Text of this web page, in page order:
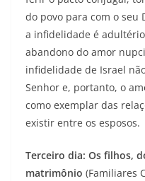
do povo para com o seu
a infidelidade é
abandono do amor
infidelidade de Israel
Senhor e, portanto, o
como exemplar das
existir entre os esposos.
Terceiro dia: Os filhos,
matrimônio (Familiares